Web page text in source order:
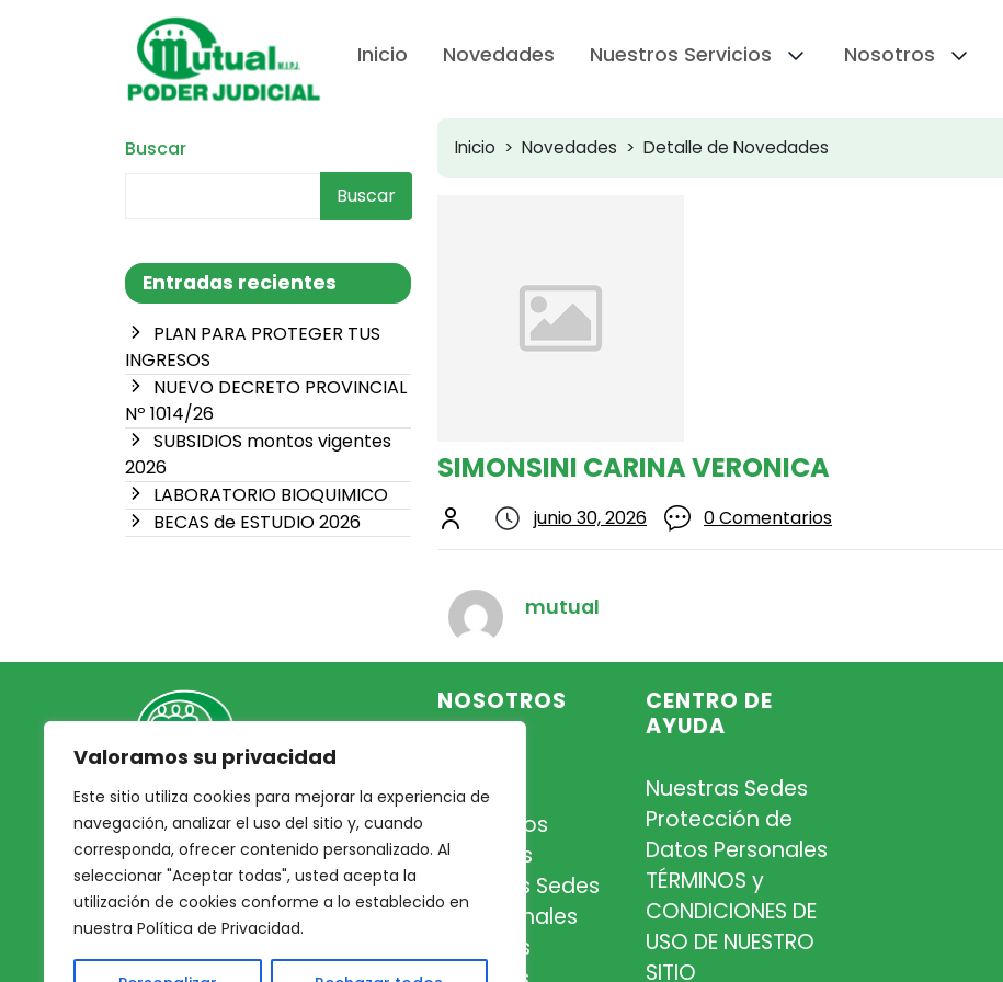
Valoramos su privacidad
Este sitio utiliza cookies para mejorar la experiencia de
navegación, analizar el uso del sitio y, cuando
corresponda, ofrecer contenido personalizado. Al
seleccionar "Aceptar todas", usted acepta la
utilización de cookies conforme a lo establecido en
nuestra Política de Privacidad.
Inicio Novedades Nuestros Servicios Nosotros
Buscar
Buscar
Entradas recientes
PLAN PARA PROTEGER TUS
INGRESOS
NUEVO DECRETO PROVINCIAL
Nº 1014/26
SUBSIDIOS montos vigentes
2026
LABORATORIO BIOQUIMICO
BECAS de ESTUDIO 2026
Inicio Novedades Detalle de Novedades
SIMONSINI CARINA VERONICA
junio 30, 2026 0 Comentarios
mutual
Mutual Integrantes del
Poder Judicial
afiliacion@mjpj.org.ar
+54 9 342 467-4510
NOSOTROS
Acceso
Asociados
Nosotros
Nuestras Sedes
Profesionales
Nuestros
CENTRO DE
AYUDA
Nuestras Sedes
Protección de
Datos Personales
TÉRMINOS y
CONDICIONES DE
USO DE NUESTRO
SITIO